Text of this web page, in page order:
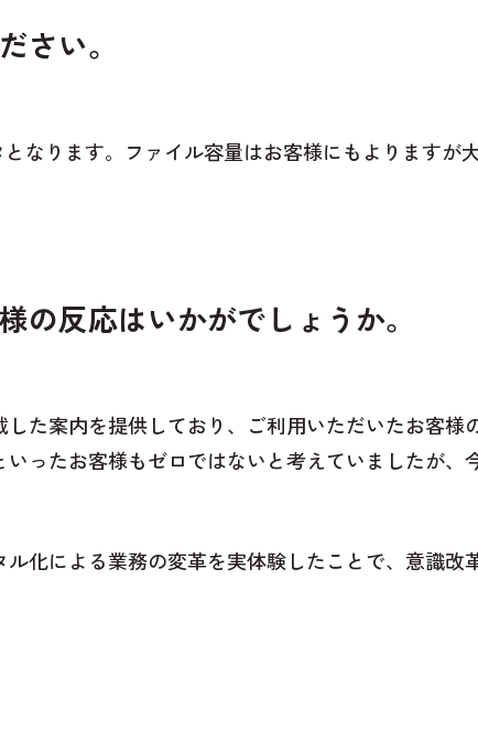
さい。
なります。ファイル容量はお客様にもよりますが
の反応はいかがでしょうか。
た案内を提供しており、ご利用いただいたお客様
ったお客様もゼロではないと考えていましたが、
化による業務の変革を実体験したことで、意識改